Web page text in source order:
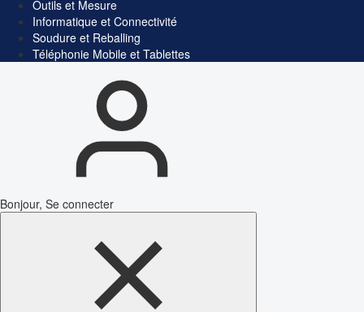
Outils et Mesure
Informatique et Connectivité
Soudure et Reballing
Téléphonie Mobile et Tablettes
Bonjour, Se connecter